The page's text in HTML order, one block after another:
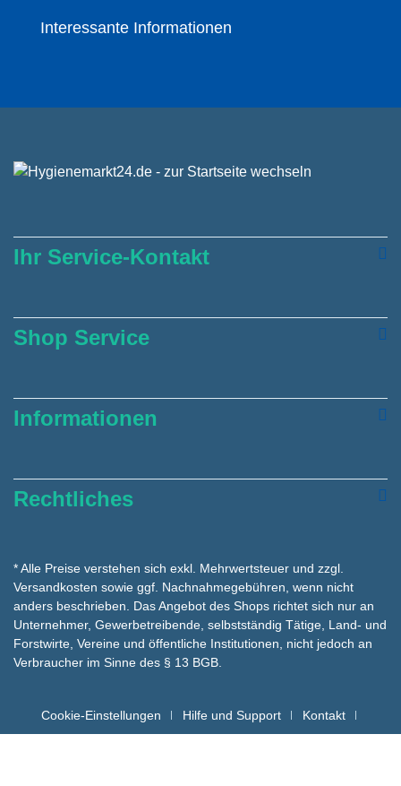
Interessante Informationen
Ihr Service-Kontakt
Shop Service
Informationen
Rechtliches
* Alle Preise verstehen sich exkl. Mehrwertsteuer und zzgl.
Versandkosten sowie ggf. Nachnahmegebühren, wenn nicht
anders beschrieben. Das Angebot des Shops richtet sich nur an
Unternehmer, Gewerbetreibende, selbstständig Tätige, Land- und
Forstwirte, Vereine und öffentliche Institutionen, nicht jedoch an
Verbraucher im Sinne des § 13 BGB.
Cookie-Einstellungen Hilfe und Support Kontakt